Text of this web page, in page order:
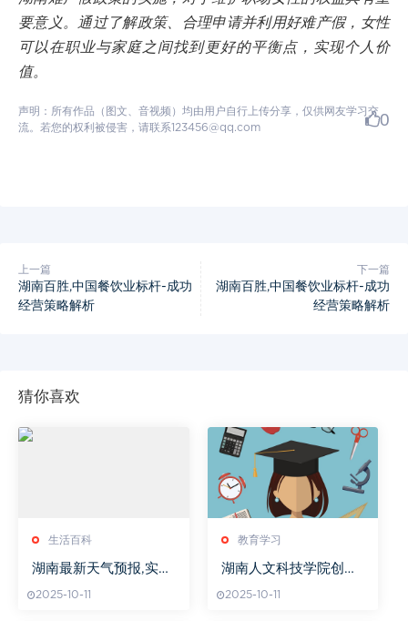
要意义。通过了解政策、合理申请并利用好难产假，女性
可以在职业与家庭之间找到更好的平衡点，实现个人价
值。
声明：所有作品（图文、音视频）均由用户自行上传分享，仅供网友学习交
流。若您的权利被侵害，请联系123456@qq.com
0
上一篇
湖南百胜,中国餐饮业标杆-成功
经营策略解析
下一篇
湖南百胜,中国餐饮业标杆-成功
经营策略解析
猜你喜欢
生活百科
湖南最新天气预报,实时
策略
2025-10-11
教育学习
湖南人文科技学院创新
2025-10-11